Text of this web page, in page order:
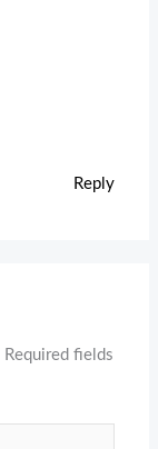
Reply
Required fields